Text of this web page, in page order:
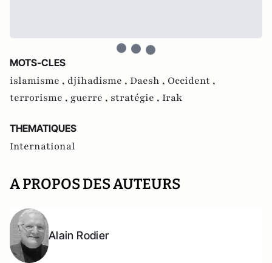
MOTS-CLES
islamisme , djihadisme , Daesh , Occident ,
terrorisme , guerre , stratégie , Irak
THEMATIQUES
International
A PROPOS DES AUTEURS
Alain Rodier